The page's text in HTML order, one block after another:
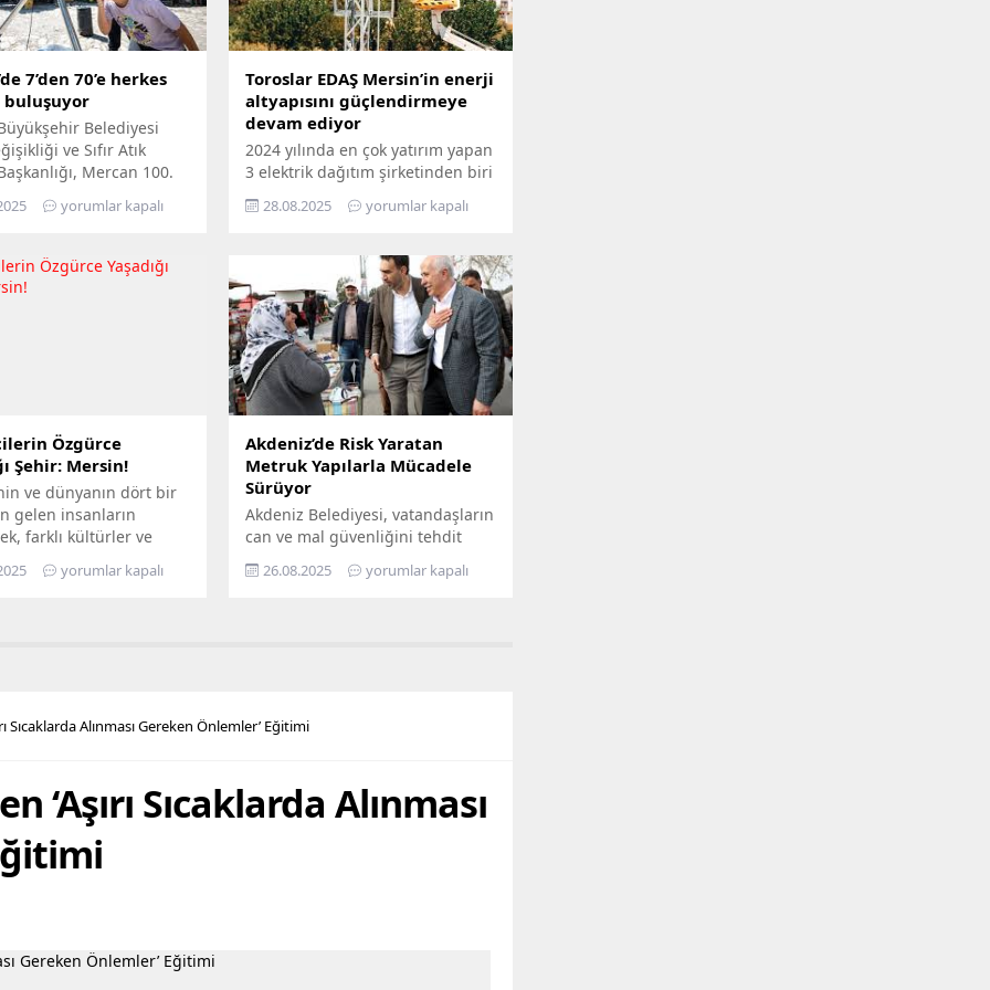
7’den 70’e herkes
Belediyesi
ve Sıfır Atık
Mercan 100.
Çevre Bilim Merkezi’ni
için bilimi
Hepimizin, Bilim Her
yola çıkan
yorumlar kapalı
Toroslar EDAŞ Mersin’in enerji
altyapısını güçlendirmeye
devam ediyor
2024 yılında en çok yatırım yapan
3 elektrik dağıtım şirketinden biri
olan Toroslar EDAŞ, 2025 yılının
ilk 6 ayında Türkiye’nin en
Mersin’de gerçekleştirdiği 381
milyon TL’yi aşan yatırımla, enerji
altyapısını bugünün ihtiyaçlarına
uygun biçimde yenilerken,
geleceğin artan taleplerine de
hazır hâle getiriyor Türkiye’nin
enerji dönüşümüne öncülük...
28.08.2025 yorumlar kapalı
Özgürce
Şehir: Mersin!
ve dünyanın dört bir
gelen insanların
farklı kültürler ve
bir arada kardeşçe ve
yaşadığı Mersin,
alabilmesine destek
yorumlar kapalı
Akdeniz’de Risk Yaratan
Metruk Yapılarla Mücadele
Sürüyor
Akdeniz Belediyesi, vatandaşların
can ve mal güvenliğini tehdit
eden, yarattığı görsel kirliliğin
yanı sıra kimi zaman sosyal
sahiplerince terk edilmiş 2 katlı
26.08.2025 yorumlar kapalı
Sıcaklarda Alınması Gereken Önlemler’ Eğitimi
‘Aşırı Sıcaklarda Alınması